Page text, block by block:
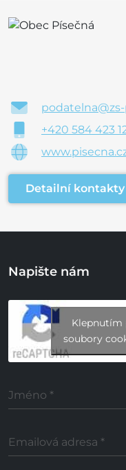
+420 584 423
Detailní kontakty
Napište nám
Klepnutím
soubory
Jméno *
Emailová adresa *